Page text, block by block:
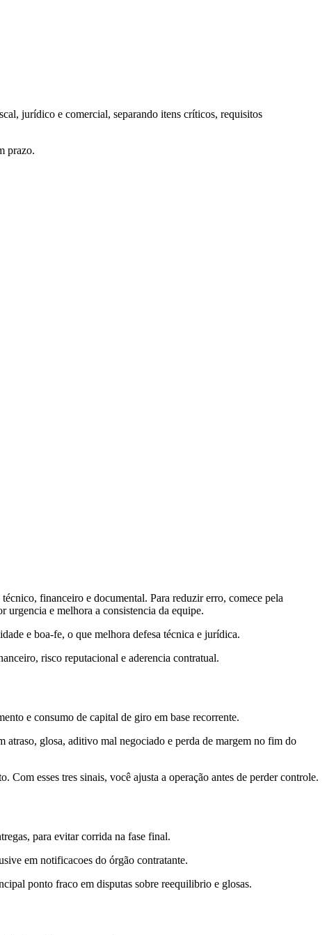
jurídico e comercial, separando itens críticos, requisitos
prazo.
financeiro e documental. Para reduzir erro, comece pela
urgencia e melhora a consistencia da equipe.
e boa-fe, o que melhora defesa técnica e jurídica.
risco reputacional e aderencia contratual.
e consumo de capital de giro em base recorrente.
atraso, glosa, aditivo mal negociado e perda de margem no fim do
esses tres sinais, você ajusta a operação antes de perder controle.
para evitar corrida na fase final.
em notificacoes do órgão contratante.
ponto fraco em disputas sobre reequilibrio e glosas.